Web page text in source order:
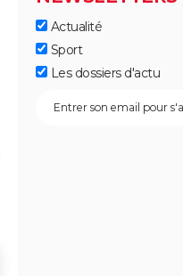
Actualité
Sport
Les dossiers d'actu